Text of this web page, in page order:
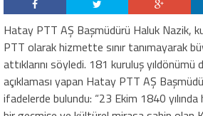
Hatay PTT AŞ Başmüdürü Haluk Nazik,
PTT olarak hizmette sınır tanımayarak
attıklarını söyledi. 181 kuruluş yıldönümü
açıklaması yapan Hatay PTT AŞ
ifadelerde bulundu: “23 Ekim 1840